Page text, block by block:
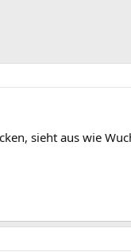
sieht aus wie